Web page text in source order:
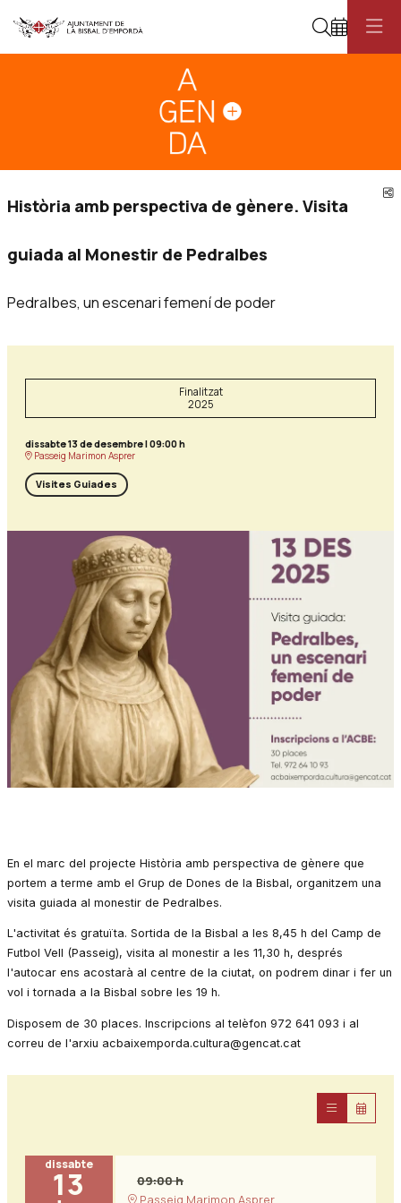
Cerca
Història amb perspectiva de gènere. Visita
guiada al Monestir de Pedralbes
Pedralbes, un escenari femení de poder
Finalitzat
2025
dissabte 13 de desembre|09:00 h
Passeig Marimon Asprer
Visites Guiades
En el marc del projecte Història amb perspectiva de gènere que
portem a terme amb el Grup de Dones de la Bisbal, organitzem una
visita guiada al monestir de Pedralbes.
L'activitat és gratuïta. Sortida de la Bisbal a les 8,45 h del Camp de
Futbol Vell (Passeig), visita al monestir a les 11,30 h, després
l'autocar ens acostarà al centre de la ciutat, on podrem dinar i fer un
vol i tornada a la Bisbal sobre les 19 h.
Disposem de 30 places. Inscripcions al telèfon 972 641 093 i al
correu de l'arxiu acbaixemporda.cultura@gencat.cat
dissabte
13
09:00 h
Passeig Marimon Asprer